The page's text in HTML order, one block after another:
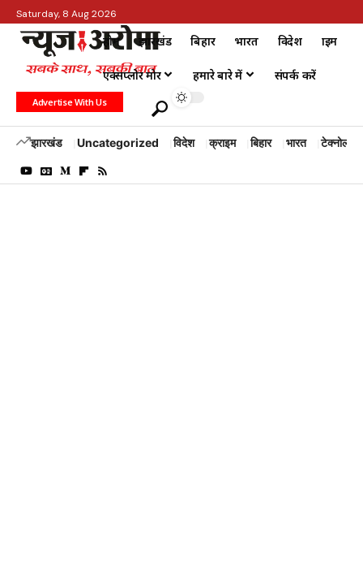
Saturday, 8 Aug 2026
होम झारखंड बिहार भारत विदेश क्राइम
एक्सप्लोर मोर हमारे बारे में संपर्क करें
Advertise With Us
झारखंड Uncategorized विदेश क्राइम बिहार भारत टेक्नोलॉजी